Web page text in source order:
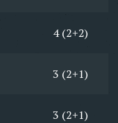
4 (2+2)
3 (2+1)
3 (2+1)